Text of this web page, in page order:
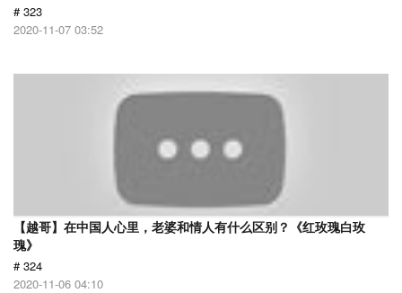
# 323
2020-11-07 03:52
【越哥】在中国人心里，老婆和情人有什么区别？《红玫瑰白玫
瑰》
# 324
2020-11-06 04:10